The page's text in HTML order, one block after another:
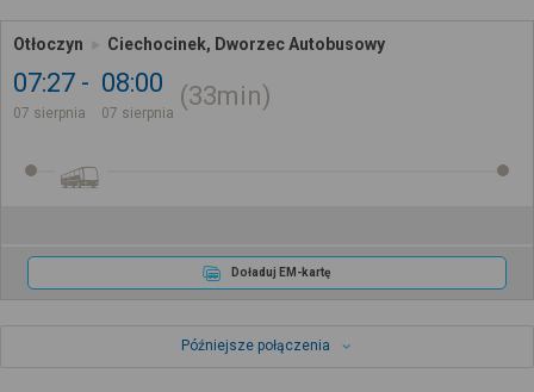
Otłoczyn Ciechocinek, Dworzec Autobusowy
07:27
07 sierpnia
08:00
07 sierpnia
33min
Doładuj EM-kartę
Późniejsze połączenia